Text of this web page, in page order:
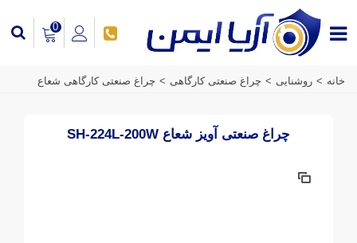
0
خانه > روشنایی > چراغ صنعتی کارگاهی > چراغ صنعتی کارگاهی شعاع
چراغ صنعتی آویز شعاع SH-224L-200W